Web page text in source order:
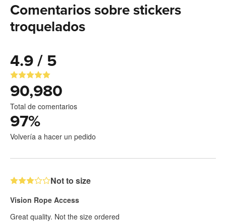
Comentarios sobre stickers
troquelados
4.9 / 5
90,980
Total de comentarios
97%
Volvería a hacer un pedido
Not to size
Vision Rope Access
Great quality. Not the size ordered